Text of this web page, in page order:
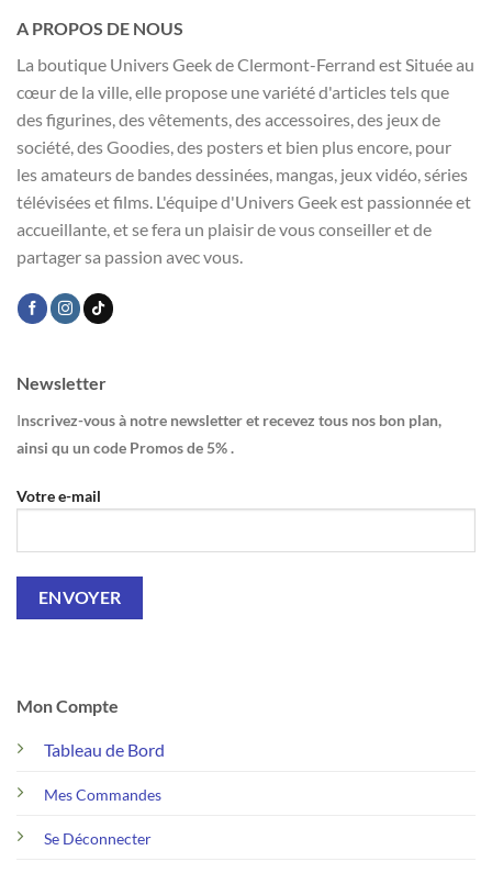
A PROPOS DE NOUS
La boutique Univers Geek de Clermont-Ferrand est Située au
cœur de la ville, elle propose une variété d'articles tels que
des figurines, des vêtements, des accessoires, des jeux de
société, des Goodies, des posters et bien plus encore, pour
les amateurs de bandes dessinées, mangas, jeux vidéo, séries
télévisées et films. L'équipe d'Univers Geek est passionnée et
accueillante, et se fera un plaisir de vous conseiller et de
partager sa passion avec vous.
Mon Compte
Tableau de Bord
Mes Commandes
Se Déconnecter
Newsletter
Inscrivez-vous à notre newsletter et recevez tous nos bon plan,
ainsi qu un code Promos de 5% .
Votre e-mail